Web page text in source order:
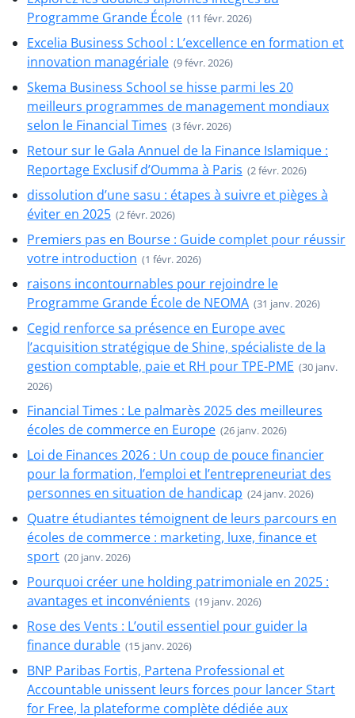
Programme Grande École (11 févr. 2026)
Excelia Business School : L’excellence en formation et
innovation managériale (9 févr. 2026)
Skema Business School se hisse parmi les 20
meilleurs programmes de management mondiaux
selon le Financial Times (3 févr. 2026)
Retour sur le Gala Annuel de la Finance Islamique :
Reportage Exclusif d’Oumma à Paris (2 févr. 2026)
dissolution d’une sasu : étapes à suivre et pièges à
éviter en 2025 (2 févr. 2026)
Premiers pas en Bourse : Guide complet pour réussir
votre introduction (1 févr. 2026)
raisons incontournables pour rejoindre le
Programme Grande École de NEOMA (31 janv. 2026)
Cegid renforce sa présence en Europe avec
l’acquisition stratégique de Shine, spécialiste de la
gestion comptable, paie et RH pour TPE-PME (30 janv.
2026)
Financial Times : Le palmarès 2025 des meilleures
écoles de commerce en Europe (26 janv. 2026)
Loi de Finances 2026 : Un coup de pouce financier
pour la formation, l’emploi et l’entrepreneuriat des
personnes en situation de handicap (24 janv. 2026)
Quatre étudiantes témoignent de leurs parcours en
écoles de commerce : marketing, luxe, finance et
sport (20 janv. 2026)
Pourquoi créer une holding patrimoniale en 2025 :
avantages et inconvénients (19 janv. 2026)
Rose des Vents : L’outil essentiel pour guider la
finance durable (15 janv. 2026)
BNP Paribas Fortis, Partena Professional et
Accountable unissent leurs forces pour lancer Start
for Free, la plateforme complète dédiée aux